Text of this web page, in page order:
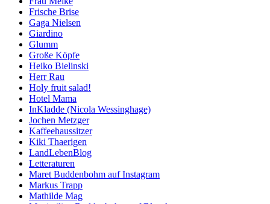
Frische Brise
Gaga Nielsen
Giardino
Glumm
Große Köpfe
Heiko Bielinski
Herr Rau
Holy fruit salad!
Hotel Mama
InKladde (Nicola Wessinghage)
Jochen Metzger
Kaffeehaussitzer
Kiki Thaerigen
LandLebenBlog
Letteraturen
Maret Buddenbohm auf Instagram
Markus Trapp
Mathilde Mag